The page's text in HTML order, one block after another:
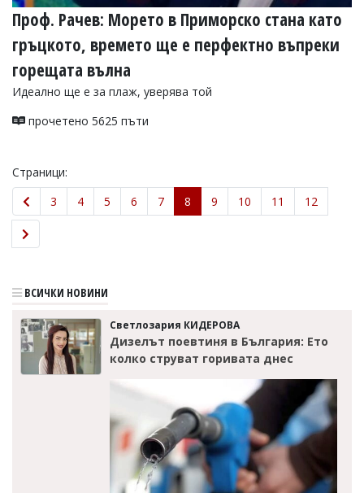
Проф. Рачев: Морето в Приморско стана като
гръцкото, времето ще е перфектно въпреки
горещата вълна
Идеално ще е за плаж, уверява той
прочетено 5625 пъти
Страници:
3
4 5 6 7 8 9 10 11 12
ВСИЧКИ НОВИНИ
Светлозария КИДЕРОВА
Дизелът поевтиня в България: Ето
колко струват горивата днес